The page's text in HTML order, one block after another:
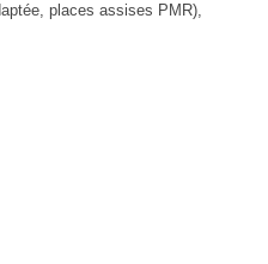
places assises PMR),